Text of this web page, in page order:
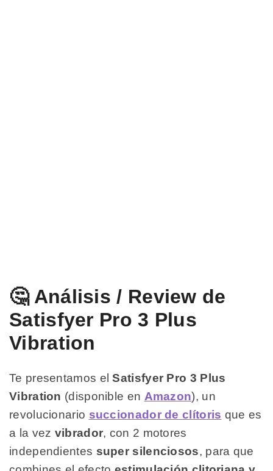
🤔 Análisis / Review de
Satisfyer Pro 3 Plus
Vibration
Te presentamos elSatisfyer Pro 3 Plus
Vibration (disponible en Amazon), un
revolucionario succionador de clítoris que es
a la vez vibrador, con 2 motores
independientes super silenciosos, para que